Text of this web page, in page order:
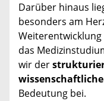
Darüber hinaus
besonders am
das
wir der
Bedeutung bei.